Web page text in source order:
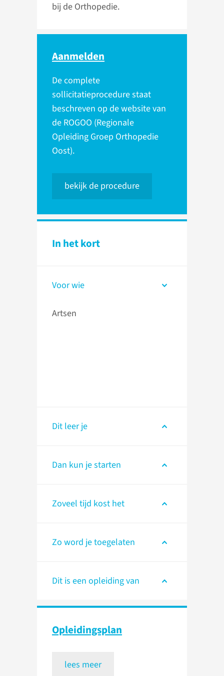
bij de Orthopedie.
Aanmelden
De complete
sollicitatieprocedure staat
beschreven op de website van
de ROGOO (Regionale
Opleiding Groep Orthopedie
Oost).
bekijk de procedure
In het kort
Voor wie
Artsen
Dit leer je
Dan kun je starten
Zoveel tijd kost het
Zo word je toegelaten
Dit is een opleiding van
Opleidingsplan
lees meer